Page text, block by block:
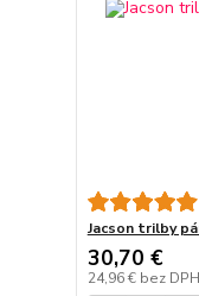
Jacson trilby
30,70 €
24,96 € bez DPH